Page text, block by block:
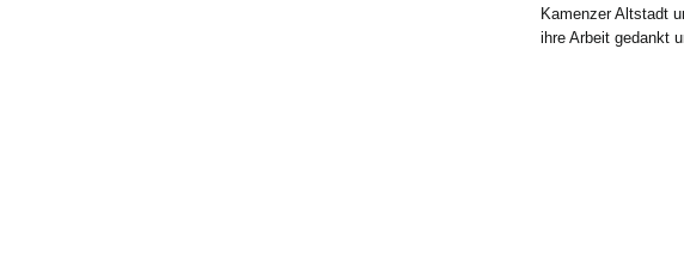
Kamenzer Altstadt
ihre Arbeit gedankt